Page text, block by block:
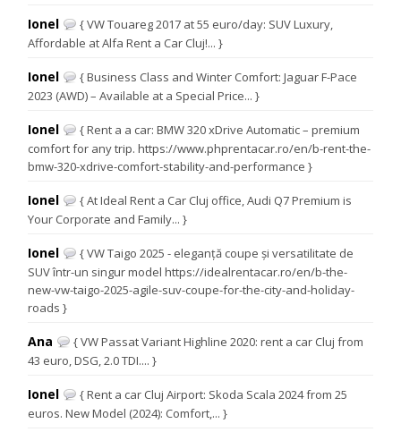
Ionel
{ VW Touareg 2017 at 55 euro/day: SUV Luxury,
Affordable at Alfa Rent a Car Cluj!... }
Ionel
{ Business Class and Winter Comfort: Jaguar F-Pace
2023 (AWD) – Available at a Special Price... }
Ionel
{ Rent a a car: BMW 320 xDrive Automatic – premium
comfort for any trip. https://www.phprentacar.ro/en/b-rent-the-
bmw-320-xdrive-comfort-stability-and-performance }
Ionel
{ At Ideal Rent a Car Cluj office, Audi Q7 Premium is
Your Corporate and Family... }
Ionel
{ VW Taigo 2025 - eleganță coupe și versatilitate de
SUV într-un singur model https://idealrentacar.ro/en/b-the-
new-vw-taigo-2025-agile-suv-coupe-for-the-city-and-holiday-
roads }
Ana
{ VW Passat Variant Highline 2020: rent a car Cluj from
43 euro, DSG, 2.0 TDI.... }
Ionel
{ Rent a car Cluj Airport: Skoda Scala 2024 from 25
euros. New Model (2024): Comfort,... }